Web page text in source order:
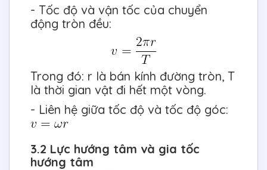
- Tốc độ và vận tốc của chuyển
động tròn đều:
Trong đó: r là bán kính đường tròn, T
là thời gian vật đi hết một vòng.
- Liên hệ giữa tốc độ và tốc độ góc:
3.2 Lực hướng tâm và gia tốc
hướng tâm